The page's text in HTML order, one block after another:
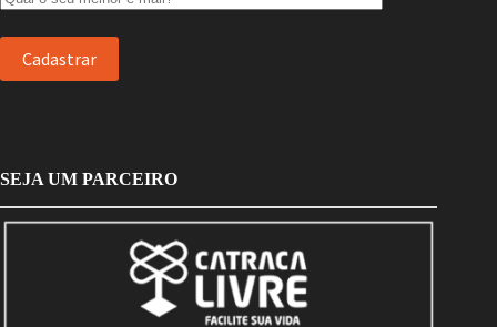
SEJA UM PARCEIRO